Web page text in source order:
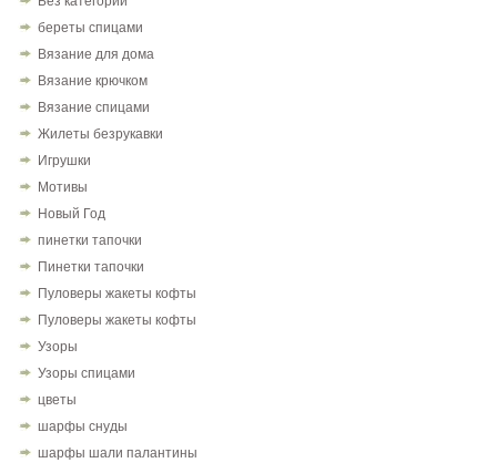
береты спицами
Вязание для дома
Вязание крючком
Вязание спицами
Жилеты безрукавки
Игрушки
Мотивы
Новый Год
пинетки тапочки
Пинетки тапочки
Пуловеры жакеты кофты
Пуловеры жакеты кофты
Узоры
Узоры спицами
цветы
шарфы снуды
шарфы шали палантины